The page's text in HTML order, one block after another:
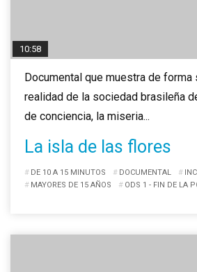
10:58
DE 10 A 15 MINUTOS DOCUMENTAL
MAYORES DE 15 AÑOS
ODS 1 - FIN DE LA
La isla de las flores
Documental que muestra de forma
realidad de la sociedad brasileña
de conciencia, la miseria...